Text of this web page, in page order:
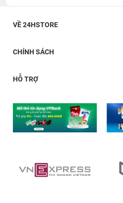
VỀ 24HSTORE
CHÍNH SÁCH
HỖ TRỢ